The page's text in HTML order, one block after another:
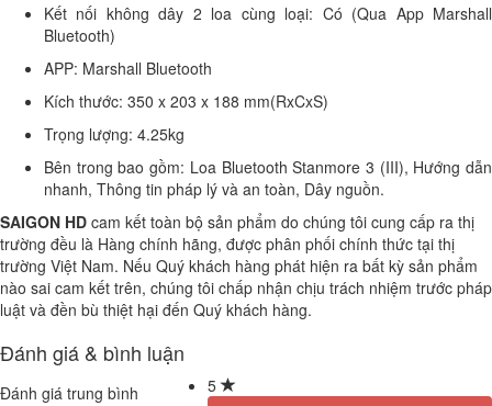
Kết nối không dây 2 loa cùng loại: Có (Qua App Marshall
Bluetooth)
APP: Marshall Bluetooth
Kích thước: 350 x 203 x 188 mm(RxCxS)
Trọng lượng: 4.25kg
Bên trong bao gồm: Loa Bluetooth Stanmore 3 (III), Hướng dẫn
nhanh, Thông tin pháp lý và an toàn, Dây nguồn.
SAIGON HD cam kết toàn bộ sản phẩm do chúng tôi cung cấp ra thị
trường đều là Hàng chính hãng, được phân phối chính thức tại thị
trường Việt Nam. Nếu Quý khách hàng phát hiện ra bất kỳ sản phẩm
nào sai cam kết trên, chúng tôi chấp nhận chịu trách nhiệm trước pháp
luật và đền bù thiệt hại đến Quý khách hàng.
Đánh giá & bình luận
Đánh giá trung bình
5